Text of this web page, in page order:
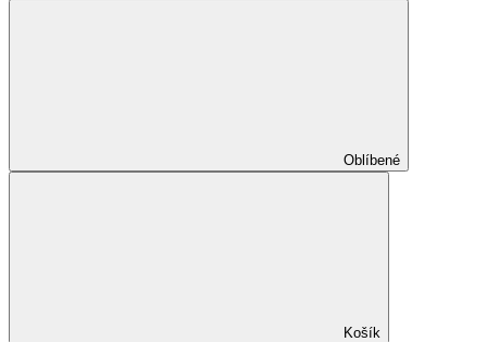
Oblíbené
Košík